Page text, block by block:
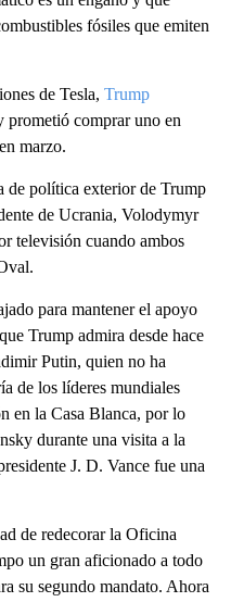
fósiles que emiten
de Tesla, Trump
prometió comprar uno en
marzo.
de política exterior de Trump
de Ucrania, Volodymyr
televisión cuando ambos
para mantener el apoyo
Trump admira desde hace
Putin, quien no ha
de los líderes mundiales
en la Casa Blanca, por lo
durante una visita a la
J. D. Vance fue una
de redecorar la Oficina
un gran aficionado a todo
su segundo mandato. Ahora